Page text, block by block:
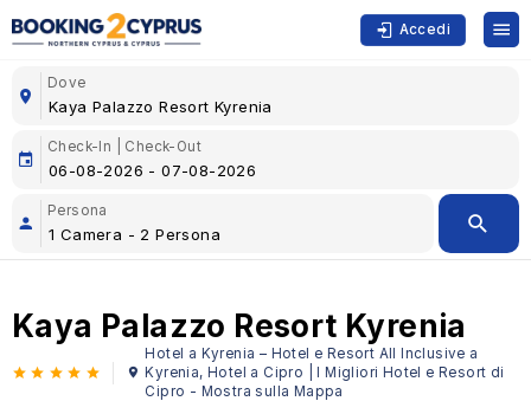
Accedi
Dove
Check-In | Check-Out
Persona
Kaya Palazzo Resort Kyrenia
Hotel a Kyrenia – Hotel e Resort All Inclusive a
Kyrenia, Hotel a Cipro | I Migliori Hotel e Resort di
Cipro - Mostra sulla Mappa